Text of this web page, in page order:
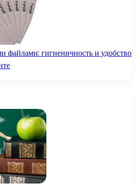
файлами: гигиеничность и удобство